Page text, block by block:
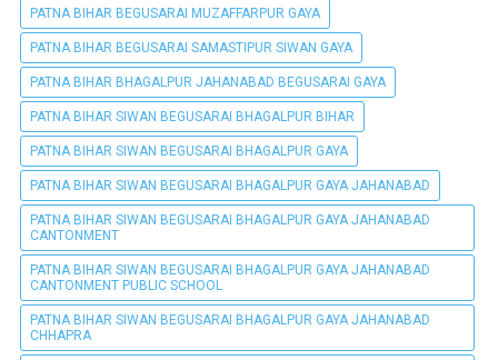
PATNA BIHAR BEGUSARAI MUZAFFARPUR GAYA
PATNA BIHAR BEGUSARAI SAMASTIPUR SIWAN GAYA
PATNA BIHAR BHAGALPUR JAHANABAD BEGUSARAI GAYA
PATNA BIHAR SIWAN BEGUSARAI BHAGALPUR BIHAR
PATNA BIHAR SIWAN BEGUSARAI BHAGALPUR GAYA
PATNA BIHAR SIWAN BEGUSARAI BHAGALPUR GAYA JAHANABAD
PATNA BIHAR SIWAN BEGUSARAI BHAGALPUR GAYA JAHANABAD
CANTONMENT
PATNA BIHAR SIWAN BEGUSARAI BHAGALPUR GAYA JAHANABAD
CANTONMENT PUBLIC SCHOOL
PATNA BIHAR SIWAN BEGUSARAI BHAGALPUR GAYA JAHANABAD
CHHAPRA